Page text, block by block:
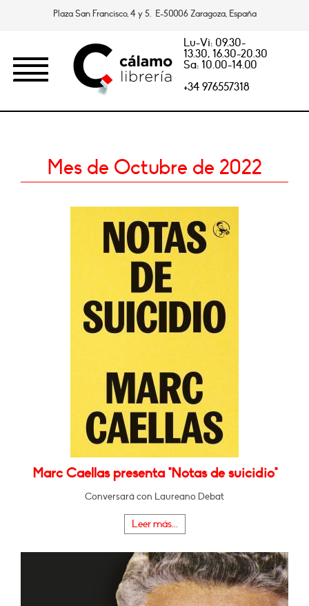
Plaza San Francisco, 4 y 5. E-50006 Zaragoza, España
Lu-Vi: 09.30-
13.30, 16.30-20.30
Sa: 10.00-14.00
+34 976557318
Mes de Octubre de 2022
Marc Caellas presenta "Notas de suicidio"
Conversará con Laureano Debat
Leer más...